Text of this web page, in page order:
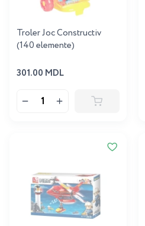
Troler Joc Constructiv
(140 elemente)
301.00 MDL